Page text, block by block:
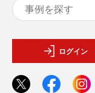
ログイン